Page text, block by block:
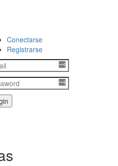
Conectarse
Registrarse